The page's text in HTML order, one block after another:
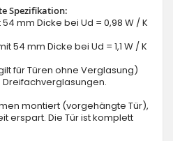
Spezifikation:
mm Dicke bei Ud = 0,98 W / K
54 mm Dicke bei Ud = 1,1 W / K
für Türen ohne Verglasung)
montiert (vorgehängte Tür),
erspart. Die Tür ist komplett